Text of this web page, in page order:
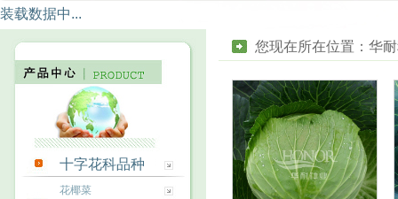
装载数据中...
十字花科品种
花椰菜
您现在所在位置： 华